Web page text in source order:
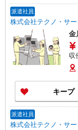
派遣社員
株式会社テクノ・サ
金
収
キープ
派遣社員
株式会社テクノ・サ